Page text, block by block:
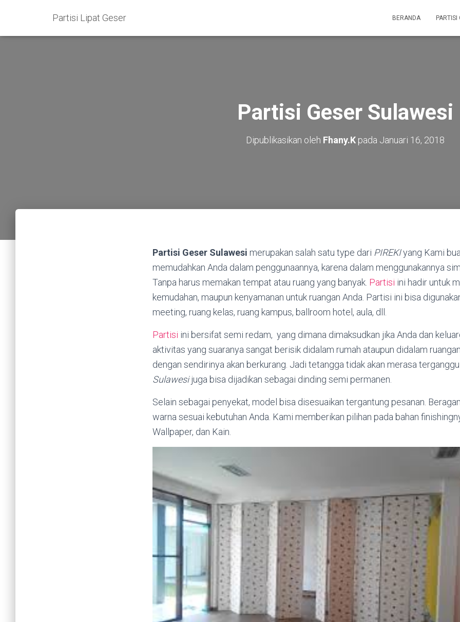
Partisi Lipat Geser BERANDA PARTISI
Partisi Geser Sulawesi
Dipublikasikan oleh Fhany.Kpada Januari 16, 2018
Partisi Geser Sulawesi merupakan salah satu type dari PIREKIyang Kami
memudahkan Anda dalam penggunaannya, karena dalam menggunakannya
Tanpa harus memakan tempat atau ruang yang banyak. Partisi ini hadir untuk
kemudahan, maupun kenyamanan untuk ruangan Anda. Partisi ini bisa
meeting, ruang kelas, ruang kampus, ballroom hotel, aula, dll.
Partisi ini bersifat semi redam, yang dimana dimaksudkan jika Anda dan
aktivitas yang suaranya sangat berisik didalam rumah ataupun didalam
dengan sendirinya akan berkurang. Jadi tetangga tidak akan merasa
Sulawesijuga bisa dijadikan sebagai dinding semi permanen.
Selain sebagai penyekat, model bisa disesuaikan tergantung pesanan.
warna sesuai kebutuhan Anda. Kami memberikan pilihan pada bahan
Wallpaper, dan Kain.